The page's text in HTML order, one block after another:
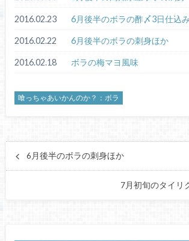
2016.02.23 6月後半のボラの酢〆3日仕込
2016.02.22 6月後半のボラの刺身ほか
2016.02.18 ボラの梅マヨ風味
喰っちゃあいかんのか？：ボラ
6月後半のボラの刺身ほか
7月初旬のタイリ